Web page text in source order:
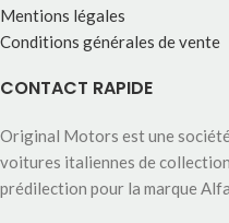
Mentions légales
Conditions générales de vente
CONTACT RAPIDE
Original Motors est une
voitures italiennes de
prédilection pour la marque Alfa